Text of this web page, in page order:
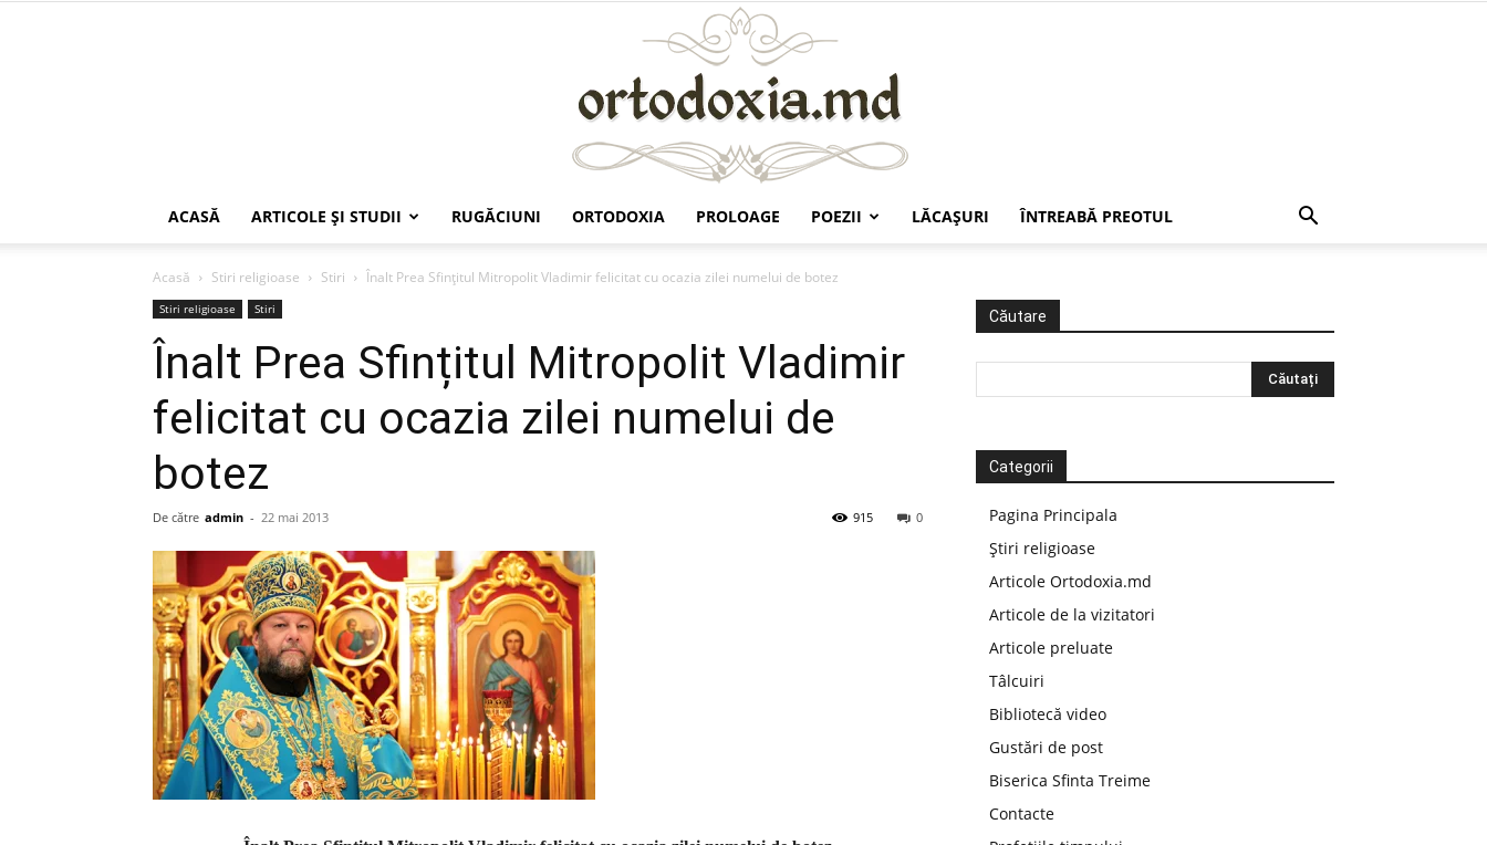
ACASĂ ARTICOLE ŞI STUDII RUGĂCIUNI ORTODOXIA PROLOAGE POEZII LĂCAŞURI ÎNTREABĂ PREOTUL
Acasă Stiri religioase Stiri Înalt Prea Sfințitul Mitropolit Vladimir felicitat cu ocazia zilei numelui de botez
Stiri religioase Stiri
Înalt Prea Sfințitul Mitropolit Vladimir
felicitat cu ocazia zilei numelui de
botez
De către admin - 22 mai 2013 0
915
Căutare
Categorii
Pagina Principala
Știri religioase
Articole Ortodoxia.md
Articole de la vizitatori
Articole preluate
Tâlcuiri
Bibliotecă video
Gustări de post
Biserica Sfinta Treime
Contacte